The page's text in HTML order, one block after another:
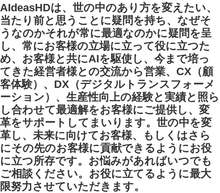
AIdeasHDは、世の中のあり方を変えたい、
当たり前と思うことに疑問を持ち、なぜそ
うなのかそれが常に最適なのかに疑問を呈
し、常にお客様の立場に立って役に立つた
め、お客様と共にAIを駆使し、今まで培っ
てきた経営者様との交流から営業、CX（顧
客体験）、DX（デジタルトランスフォーメ
ーション）、生産性向上の経験と実績と照ら
し合わせて最適解をお客様にご提供し、変
革をサポートしてまいります。世の中を変
革し、未来に向けてお客様、もしくはさら
にその先のお客様に貢献できるようにお役
に立つ所存です。お悩みがあればいつでも
ご相談ください。お役に立てるように最大
限努力させていただきます。